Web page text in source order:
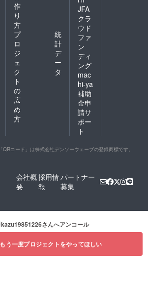
作
り
方
プ
ロ
ジ
ェ
ク
ト
の
広
め
方
統
計
デ
ー
タ
JFA
クラ
ウド
ファ
ン
ディ
ング
mac
hi-ya
補助
金申
請サ
ポー
ト
「QRコード」は株式会社デンソーウェーブの登録商標です。
会社概
要
採用情
報
パートナー
募集
kazu19851226さんへアンコール
もう一度プロジェクトをやってほしい